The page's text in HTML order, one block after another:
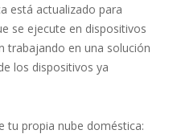
está actualizado para
se ejecute en dispositivos
trabajando en una solución
los dispositivos ya
tu propia nube doméstica: